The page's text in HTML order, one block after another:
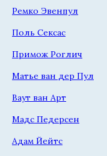
Ремко Эвенпул
Поль Сексас
Примож Роглич
Матье ван дер Пул
Ваут ван Арт
Мадс Педерсен
Адам Йейтс